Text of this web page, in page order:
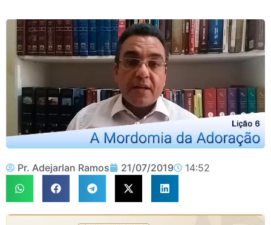
Pr. Adejarlan Ramos 21/07/2019 14:52